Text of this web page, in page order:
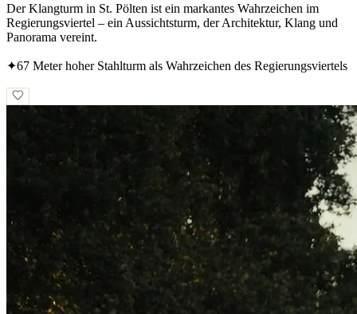
Der Klangturm in St. Pölten ist ein markantes Wahrzeichen im
Regierungsviertel – ein Aussichtsturm, der Architektur, Klang und
Panorama vereint.
✦67 Meter hoher Stahlturm als Wahrzeichen des Regierungsviertels